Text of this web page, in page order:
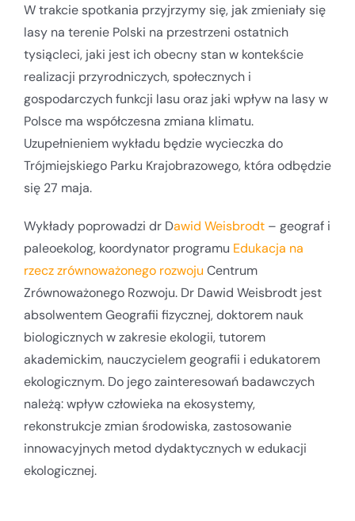
W trakcie spotkania przyjrzymy się, jak zmieniały się
lasy na terenie Polski na przestrzeni ostatnich
tysiącleci, jaki jest ich obecny stan w kontekście
realizacji przyrodniczych, społecznych i
gospodarczych funkcji lasu oraz jaki wpływ na lasy w
Polsce ma współczesna zmiana klimatu.
Uzupełnieniem wykładu będzie wycieczka do
Trójmiejskiego Parku Krajobrazowego, która odbędzie
się 27 maja.
Wykłady poprowadzi dr Dawid Weisbrodt – geograf i
paleoekolog, koordynator programu Edukacja na
rzecz zrównoważonego rozwoju Centrum
Zrównoważonego Rozwoju. Dr Dawid Weisbrodt jest
absolwentem Geografii fizycznej, doktorem nauk
biologicznych w zakresie ekologii, tutorem
akademickim, nauczycielem geografii i edukatorem
ekologicznym. Do jego zainteresowań badawczych
należą: wpływ człowieka na ekosystemy,
rekonstrukcje zmian środowiska, zastosowanie
innowacyjnych metod dydaktycznych w edukacji
ekologicznej.